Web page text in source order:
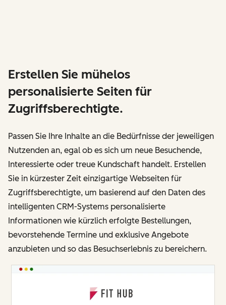
Erstellen Sie mühelos
personalisierte Seiten für
Zugriffsberechtigte.
Passen Sie Ihre Inhalte an die Bedürfnisse der jeweiligen
Nutzenden an, egal ob es sich um neue Besuchende,
Interessierte oder treue Kundschaft handelt. Erstellen
Sie in kürzester Zeit einzigartige Webseiten für
Zugriffsberechtigte, um basierend auf den Daten des
intelligenten CRM-Systems personalisierte
Informationen wie kürzlich erfolgte Bestellungen,
bevorstehende Termine und exklusive Angebote
anzubieten und so das Besuchserlebnis zu bereichern.